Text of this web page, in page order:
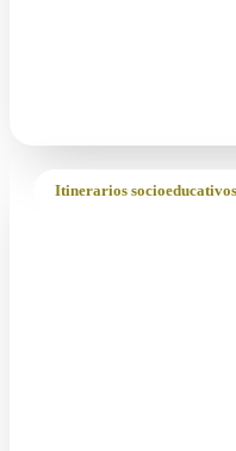
Itinerarios socioeducativos